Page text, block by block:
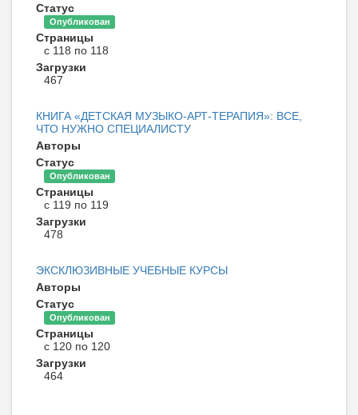
Статус
Опубликован
Страницы
с 118 по 118
Загрузки
467
КНИГА «ДЕТСКАЯ МУЗЫКО-АРТ-ТЕРАПИЯ»: ВСЕ,
ЧТО НУЖНО СПЕЦИАЛИСТУ
Авторы
Статус
Опубликован
Страницы
с 119 по 119
Загрузки
478
ЭКСКЛЮЗИВНЫЕ УЧЕБНЫЕ КУРСЫ
Авторы
Статус
Опубликован
Страницы
с 120 по 120
Загрузки
464